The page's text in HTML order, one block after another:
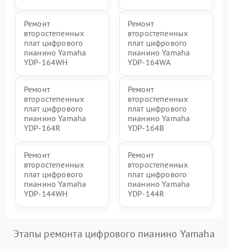
Ремонт
второстепенных
плат цифрового
пианино Yamaha
YDP-164WH
Ремонт
второстепенных
плат цифрового
пианино Yamaha
YDP-164WA
Ремонт
второстепенных
плат цифрового
пианино Yamaha
YDP-164R
Ремонт
второстепенных
плат цифрового
пианино Yamaha
YDP-164B
Ремонт
второстепенных
плат цифрового
пианино Yamaha
YDP-144WH
Ремонт
второстепенных
плат цифрового
пианино Yamaha
YDP-144R
Этапы ремонта цифрового пианино Yamaha